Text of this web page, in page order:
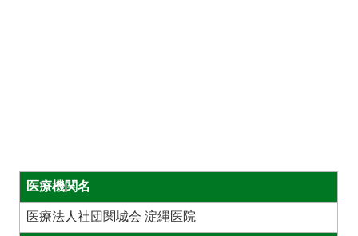
医療機関名
医療法人社団関城会 淀縄医院